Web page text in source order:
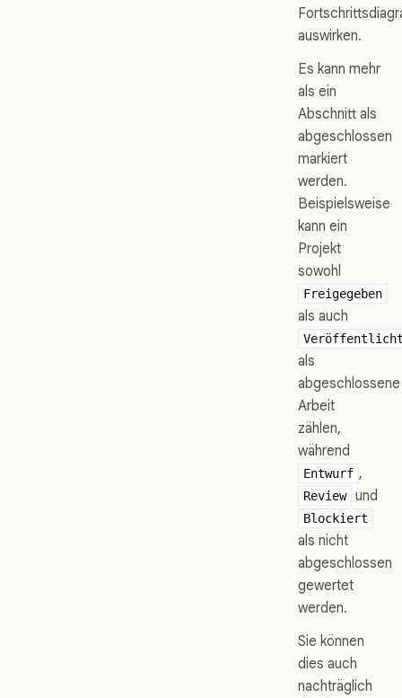
auswirken.
Es kann mehr
als ein
Abschnitt als
abgeschlossen
markiert
werden.
Beispielsweise
kann ein
Projekt
sowohl
Freigegeben
als auch
als
abgeschlossene
Arbeit
zählen,
während
Entwurf ,
Review und
Blockiert
als nicht
abgeschlossen
gewertet
werden.
Sie können
dies auch
nachträglich